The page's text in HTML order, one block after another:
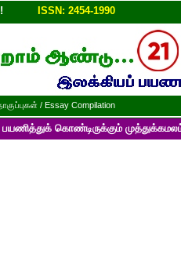
ISSN: 2454-1990
/ Essay Compilation
முத்துக்கமலம்